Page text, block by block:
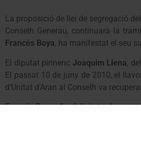
La proposició de llei de segregació
Conselh Generau, continuarà la
Francés Boya, ha manifestat el seu
El diputat pirinenc Joaquim Llena,
El passat 10 de juny de 2010, el
d’Unitat d’Aran al Conselh va
Francés Boya s’ha felicitat pel